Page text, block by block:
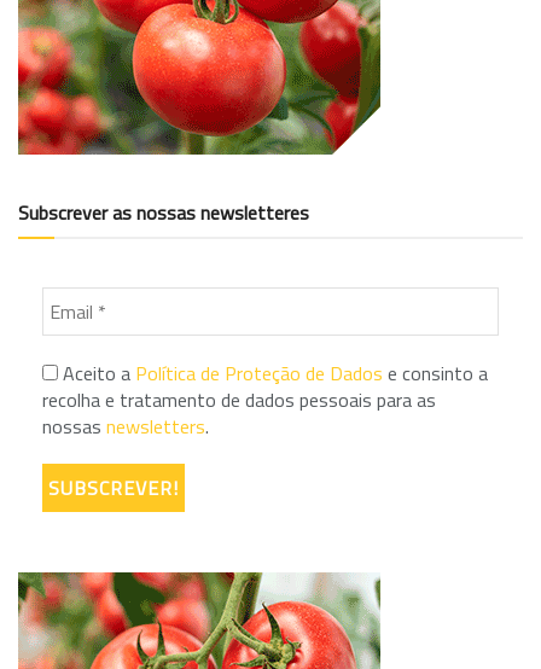
Subscrever as nossas newsletteres
Aceito a Política de Proteção de Dados e consinto a
recolha e tratamento de dados pessoais para as
nossas newsletters.